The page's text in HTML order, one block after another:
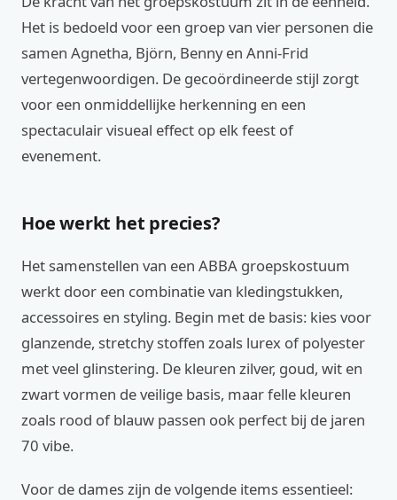
Het is bedoeld voor een groep van vier personen die
samen Agnetha, Björn, Benny en Anni-Frid
vertegenwoordigen. De gecoördineerde stijl zorgt
voor een onmiddellijke herkenning en een
spectaculair visueal effect op elk feest of
evenement.
Hoe werkt het precies?
Het samenstellen van een ABBA groepskostuum
werkt door een combinatie van kledingstukken,
accessoires en styling. Begin met de basis: kies voor
glanzende, stretchy stoffen zoals lurex of polyester
met veel glinstering. De kleuren zilver, goud, wit en
zwart vormen de veilige basis, maar felle kleuren
zoals rood of blauw passen ook perfect bij de jaren
70 vibe.
Voor de dames zijn de volgende items essentieel: